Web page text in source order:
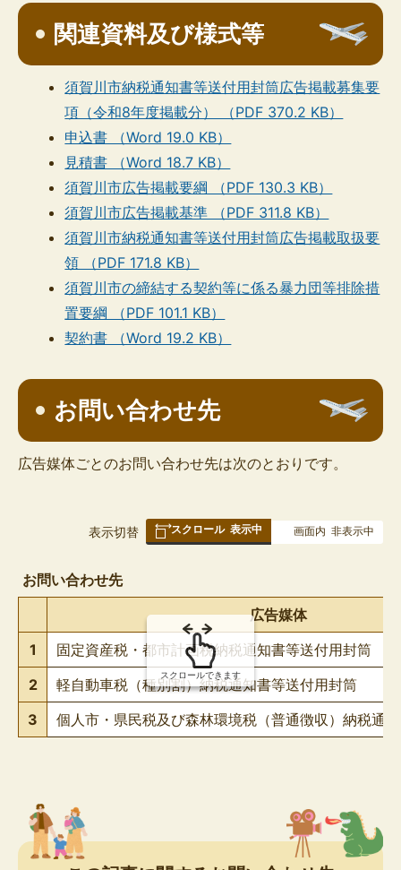
関連資料及び様式等
須賀川市納税通知書等送付用封筒広告掲載募集要
項（令和8年度掲載分） （PDF 370.2 KB）
申込書 （Word 19.0 KB）
見積書 （Word 18.7 KB）
須賀川市広告掲載要綱 （PDF 130.3 KB）
須賀川市広告掲載基準 （PDF 311.8 KB）
須賀川市納税通知書等送付用封筒広告掲載取扱要
領 （PDF 171.8 KB）
須賀川市の締結する契約等に係る暴力団等排除措
置要綱 （PDF 101.1 KB）
契約書 （Word 19.2 KB）
お問い合わせ先
広告媒体ごとのお問い合わせ先は次のとおりです。
表
み
の
表示切替 スクロール 表示中 画面内 非表示中
お問い合わせ先
広告媒体
1
固定資産税・都市計画税納税通知書等送付用封筒
2
軽自動車税（種別割）納税通知書等送付用封筒
3
個人市・県民税及び森林環境税（普通徴収）納税通
スクロールできます